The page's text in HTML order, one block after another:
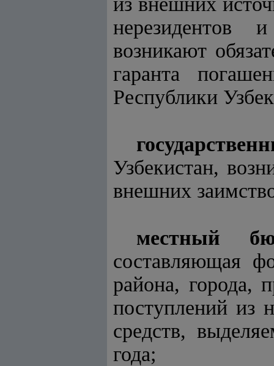
нерезидентов
возникают
гаранта
Республики
Узбекистан,
внешних
местный
составляющая
района, города,
поступлений из
средств,
года;